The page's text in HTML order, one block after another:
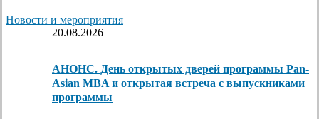
Новости и мероприятия
20.08.2026
АНОНС. День открытых дверей программы Pan-
Asian MBA и открытая встреча с выпускниками
программы